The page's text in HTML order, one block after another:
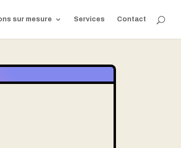
sur mesure Services Contact